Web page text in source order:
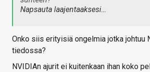
Napsauta laajentaaksesi…
Onko siis erityisiä ongelmia jotka johtuu
tiedossa?
NVIDIAn ajurit ei kuitenkaan ihan koko